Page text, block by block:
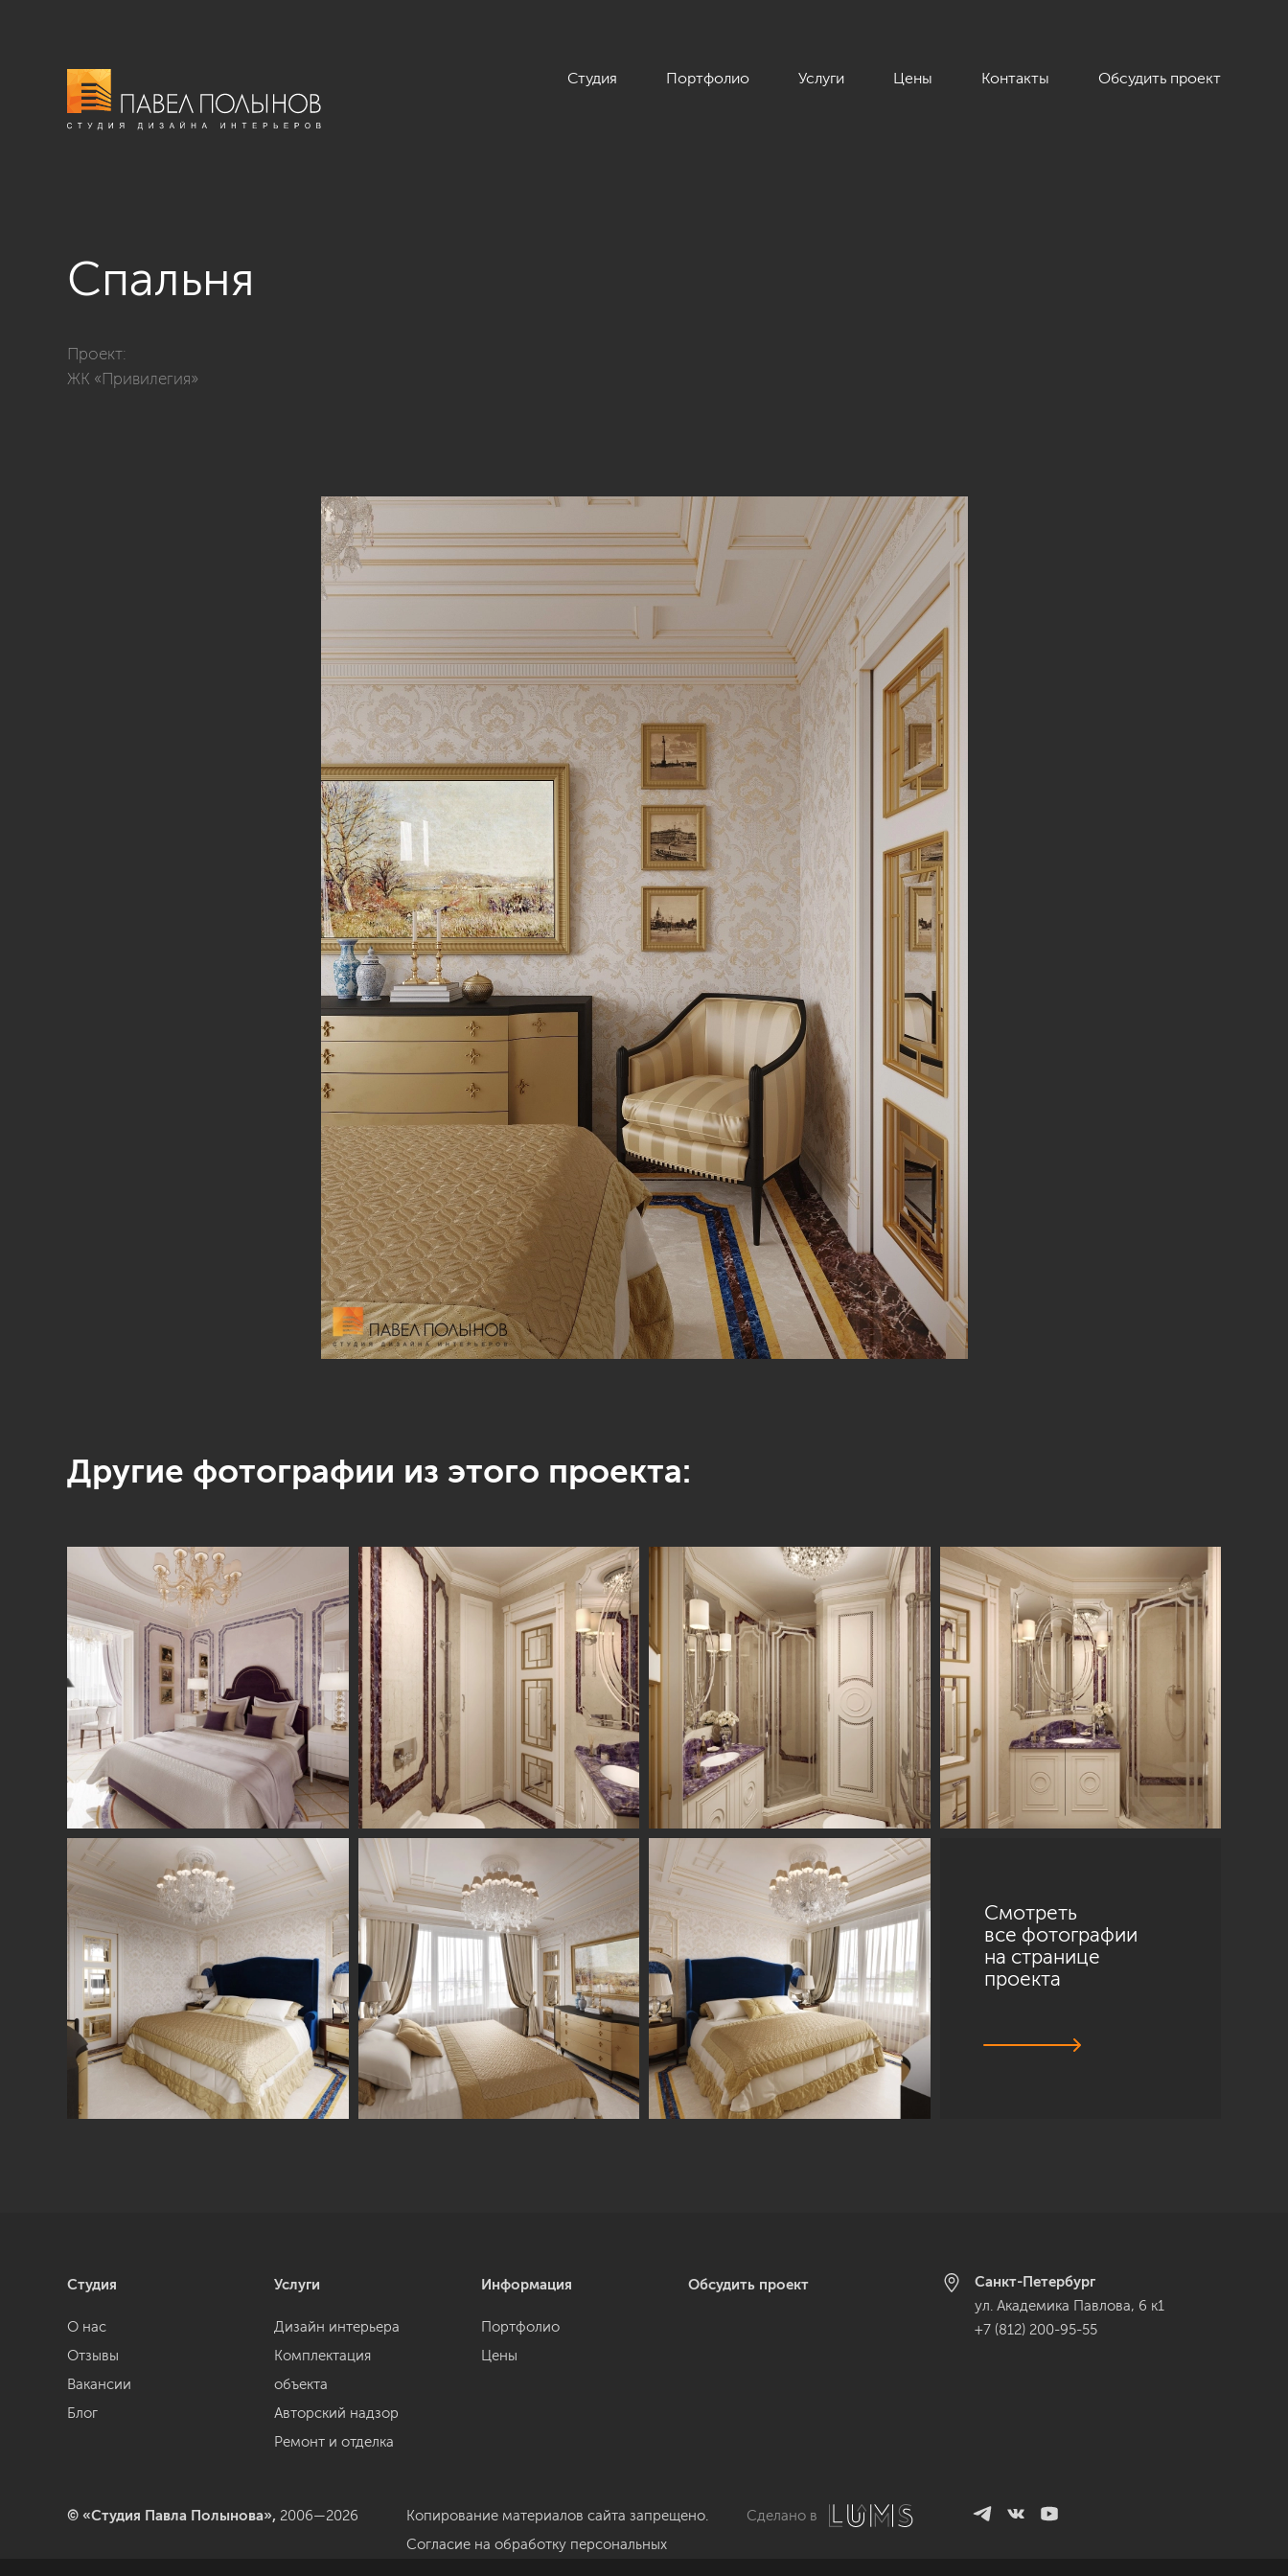
Студия Портфолио Услуги Цены Контакты Обсудить проект
Спальня
Проект:
ЖК «Привилегия»
Другие фотографии из этого проекта:
Смотреть
все фотографии
на странице
проекта
Студия
О нас
Отзывы
Вакансии
Блог
Услуги
Дизайн интерьера
Комплектация
объекта
Авторский надзор
Ремонт и отделка
Информация
Портфолио
Цены
Обсудить проект
Санкт-Петербург
ул. Академика Павлова, 6 к1
+7 (812) 200-95-55
© «Студия Павла Полынова», 2006—2026
Копирование материалов сайта запрещено.
Согласие на обработку персональных
Сделано в